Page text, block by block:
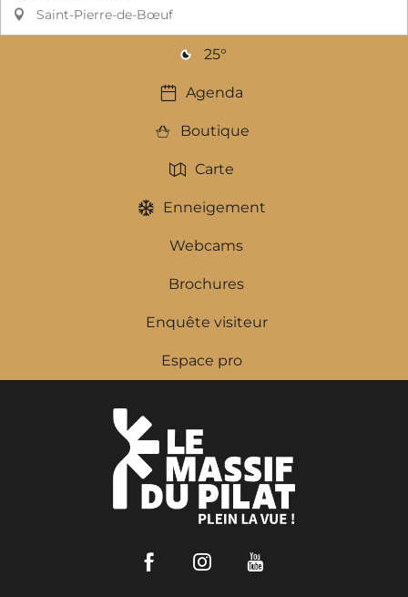
Saint-Pierre-de-Bœuf
25°
Agenda
Boutique
Carte
Enneigement
Webcams
Brochures
Enquête visiteur
Espace pro
FacebookInstagram